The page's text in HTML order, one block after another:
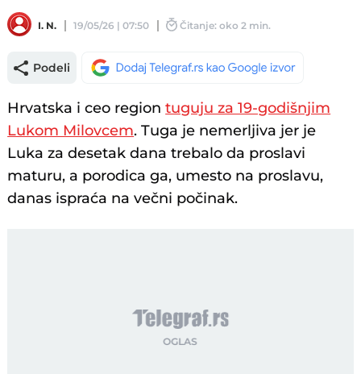
I. N. 19/05/26 | 07:50 Čitanje: oko 2 min.
Podeli
Hrvatska i ceo regiontuguju za 19-godišnjim
Lukom Milovcem. Tuga je nemerljiva jer je
Luka za desetak dana trebalo da proslavi
maturu, a porodica ga, umesto na proslavu,
danas ispraća na večni počinak.